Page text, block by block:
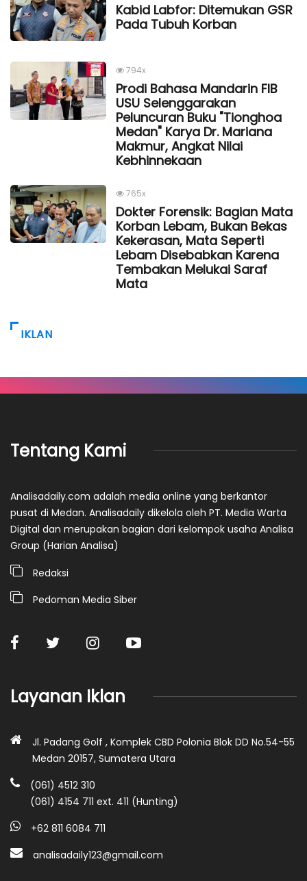
Kabid Labfor: Ditemukan GSR
Pada Tubuh Korban
794x
Prodi Bahasa Mandarin FIB
USU Selenggarakan
Peluncuran Buku "Tionghoa
Medan" Karya Dr. Mariana
Makmur, Angkat Nilai
Kebhinnekaan
765x
Dokter Forensik: Bagian Mata
Korban Lebam, Bukan Bekas
Kekerasan, Mata Seperti
Lebam Disebabkan Karena
Tembakan Melukai Saraf
Mata
IKLAN
Tentang Kami
Analisadaily.com adalah media online yang berkantor
pusat di Medan. Analisadaily dikelola oleh PT. Media Warta
Digital dan merupakan bagian dari kelompok usaha Analisa
Group (Harian Analisa)
Redaksi
Pedoman Media Siber
Layanan Iklan
Jl. Padang Golf , Komplek CBD Polonia Blok DD No.54-55
Medan 20157, Sumatera Utara
(061) 4512 310
(061) 4154 711 ext. 411 (Hunting)
+62 811 6084 711
analisadaily123@gmail.com